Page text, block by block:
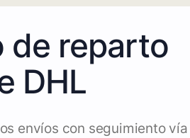
de reparto
DHL
envíos con seguimiento vía